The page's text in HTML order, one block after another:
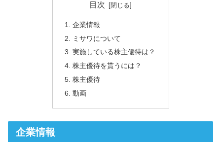
目次
企業情報
ミサワについて
実施している株主優待は？
株主優待を貰うには？
株主優待
動画
企業情報